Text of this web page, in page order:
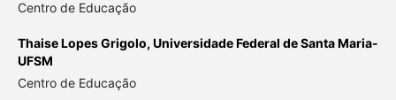
Centro de Educação
Thaise Lopes Grigolo, Universidade Federal de Santa Maria-
UFSM
Centro de Educação